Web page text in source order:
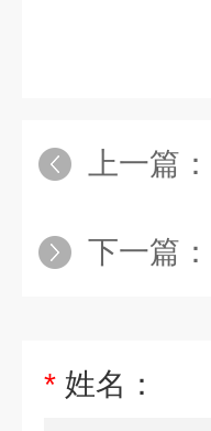
上一篇：
下一篇：
* 姓名：